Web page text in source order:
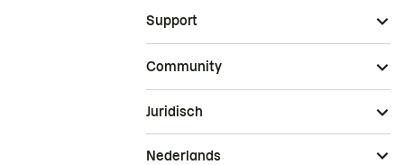
Support
Community
Juridisch
Nederlands